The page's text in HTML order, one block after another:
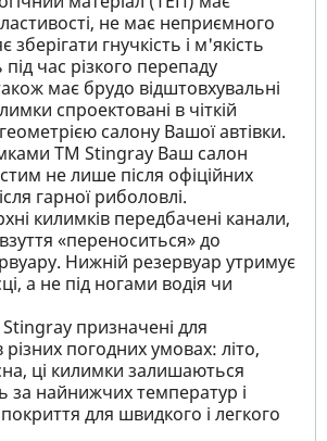
не має неприємного
зберігати гнучкість і м'якість
під час різкого перепаду
має брудо відштовхувальні
спроектовані в чіткій
геометрією салону Вашої автівки.
TM Stingray Ваш салон
не лише після офіційних
гарної риболовлі.
килимків передбачені канали,
«переноситься» до
Нижній резервуар утримує
а не під ногами водія чи
призначені для
погодних умовах: літо,
ці килимки залишаються
за найнижчих температур і
для швидкого і легкого